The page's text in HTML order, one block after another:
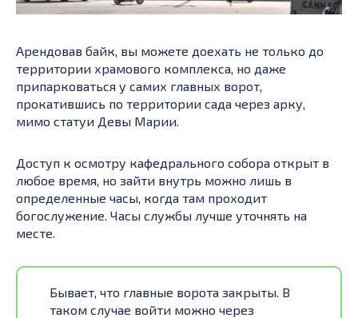
Арендовав байк, вы можете доехать не только до
территории храмового комплекса, но даже
припарковаться у самих главных ворот,
прокатившись по территории сада через арку,
мимо статуи Девы Марии.
Доступ к осмотру кафедрального собора открыт в
любое время, но зайти внутрь можно лишь в
определенные часы, когда там проходит
богослужение. Часы службы лучше уточнять на
месте.
Бывает, что главные ворота закрыты. В
таком случае войти можно через